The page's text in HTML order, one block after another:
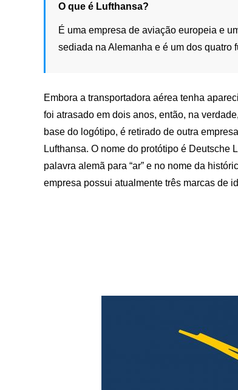
O que é Lufthansa?
É uma empresa de aviação europeia e
sediada na Alemanha e é um dos quatro
Embora a transportadora aérea tenha
foi atrasado em dois anos, então, na
base do logótipo, é retirado de outra
Lufthansa. O nome do protótipo é Deutsche
palavra alemã para “ar” e no nome da
empresa possui atualmente três marcas de